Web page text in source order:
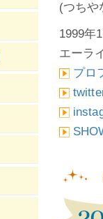
(つちや
1999年
エーラ
プロ